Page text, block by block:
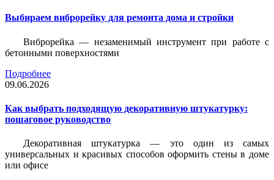
Выбираем виброрейку для ремонта дома и стройки
Виброрейка — незаменимый инструмент при работе с
бетонными поверхностями
Подробнее
09.06.2026
Как выбрать подходящую декоративную штукатурку:
пошаговое руководство
Декоративная штукатурка — это один из самых
универсальных и красивых способов оформить стены в доме
или офисе